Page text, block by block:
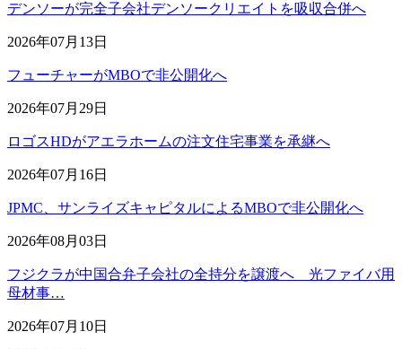
デンソーが完全子会社デンソークリエイトを吸収合併へ
2026年07月13日
フューチャーがMBOで非公開化へ
2026年07月29日
ロゴスHDがアエラホームの注文住宅事業を承継へ
2026年07月16日
JPMC、サンライズキャピタルによるMBOで非公開化へ
2026年08月03日
フジクラが中国合弁子会社の全持分を譲渡へ 光ファイバ用
母材事…
2026年07月10日